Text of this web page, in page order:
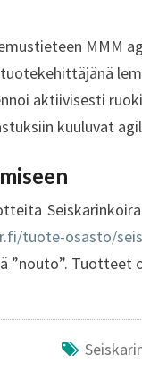
MMM
aktiivisesti
kuuluvat
tuote-osasto/
”nouto”.